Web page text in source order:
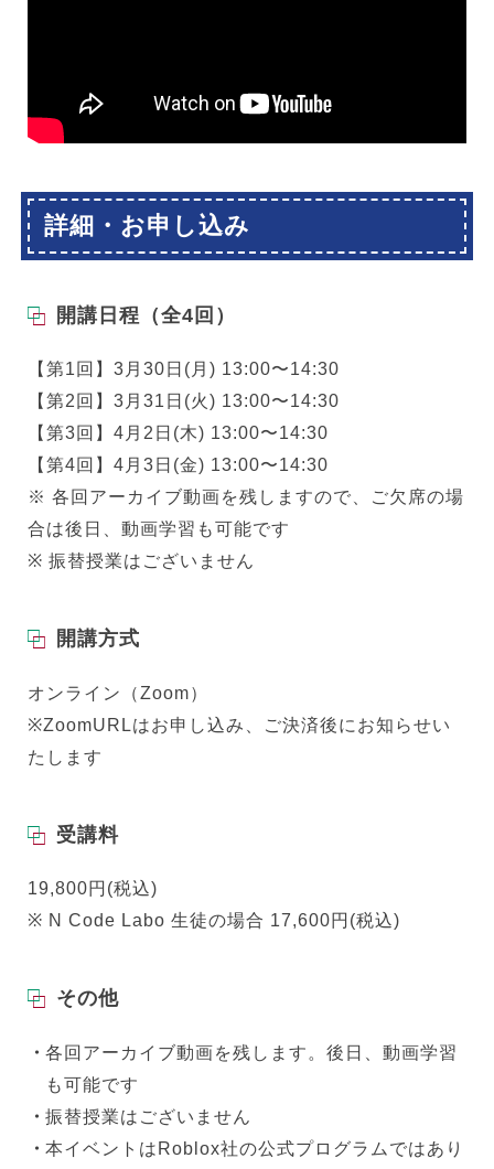
詳細・お申し込み
開講日程（全4回）
【第1回】3月30日(月) 13:00〜14:30
【第2回】3月31日(火) 13:00〜14:30
【第3回】4月2日(木) 13:00〜14:30
【第4回】4月3日(金) 13:00〜14:30
※ 各回アーカイブ動画を残しますので、ご欠席の場
合は後日、動画学習も可能です
※ 振替授業はございません
開講方式
オンライン（Zoom）
※ZoomURLはお申し込み、ご決済後にお知らせい
たします
受講料
19,800円 (税込)
※ N Code Labo 生徒の場合 17,600円(税込)
その他
各回アーカイブ動画を残します。後日、動画学習
も可能です
振替授業はございません
本イベントはRoblox社の公式プログラムではあり